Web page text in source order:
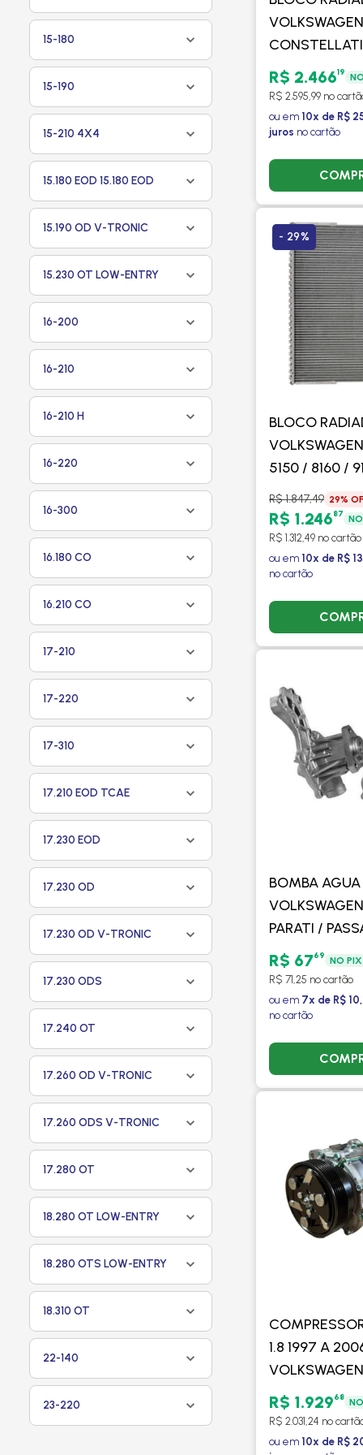
15-180
15-190
15-210 4X4
15.180 EOD 15.180 EOD
15.190 OD V-TRONIC
15.230 OT LOW-ENTRY
16-200
16-210
16-210 H
16-220
16-300
16.180 CO
16.210 CO
17-210
17-220
17-310
17.210 EOD TCAE
17.230 EOD
17.230 OD
17.230 OD V-TRONIC
17.230 ODS
17.240 OT
17.260 OD V-TRONIC
17.260 ODS V-TRONIC
17.280 OT
18.280 OT LOW-ENTRY
18.280 OTS LOW-ENTRY
18.310 OT
22-140
23-220
VOLKSWAGEN
13180 / 17250
2009 > -
R$ 2.46619
R$ 2.595,99 no
ou em 10x de R$
juros no cartão
BLOCO
5150 / 8160 /
- VISCONDE
R$ 1.847,49 29%
R$ 1.24687
R$ 1.312,49 no cartão
ou em 10x de R$
no cartão
- 29%
BOMBA
PARATI /
SAVEIRO /
DELPHI
R$ 6769 NO PIX
R$ 71,25 no cartão
ou em 7x de R$
no cartão
1.8 1997 A
2000 A 2010 /
2.0 2002 A
/ POLO -
R$ 1.92968
R$ 2.031,24 no
ou em 10x de R$